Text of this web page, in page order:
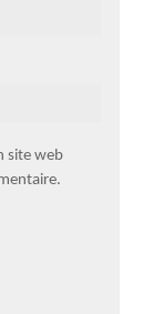
site web